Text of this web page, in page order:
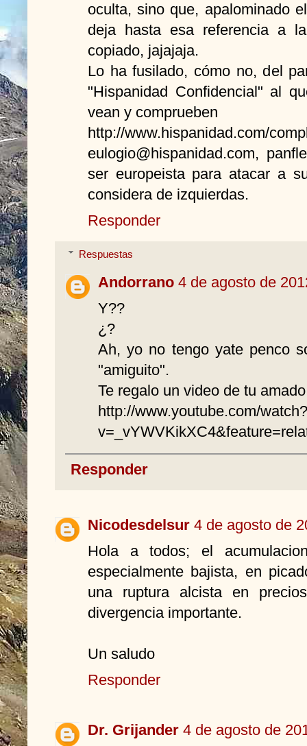
oculta, sino que, apalominado
deja hasta esa referencia a
copiado, jajajaja.
Lo ha fusilado, cómo no, del
"Hispanidad Confidencial" al
vean y comprueben
http://www.hispanidad.com/
eulogio@hispanidad.com,
ser europeista para atacar a
considera de izquierdas.
Responder
Respuestas
Andorrano 4 de agosto de
Y??
¿?
Ah, yo no tengo yate penco
"amiguito".
Te regalo un video de tu
http://www.youtube.com/watch?
Responder
Nicodesdelsur 4 de agosto de
Hola a todos; el
especialmente bajista, en
una ruptura alcista en
divergencia importante.
Un saludo
Responder
Dr. Grijander 4 de agosto de